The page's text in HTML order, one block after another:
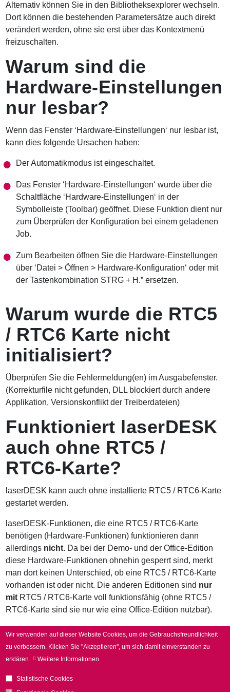
Alternativ können Sie in den Bibliotheksexplorer wechseln.
Dort können die bestehenden Parametersätze auch direkt
verändert werden, ohne sie erst über das Kontextmenü
freizuschalten.
Warum sind die
Hardware-Einstellungen
nur lesbar?
Wenn das Fenster ‘Hardware-Einstellungen‘ nur lesbar ist,
kann dies folgende Ursachen haben:
Der Automatikmodus ist eingeschaltet.
Das Fenster ‘Hardware-Einstellungen‘ wurde über die
Schaltfläche ‘Hardware-Einstellungen‘ in der
Symbolleiste (Toolbar) geöffnet. Diese Funktion dient nur
zum Überprüfen der Konfiguration bei einem geladenen
Job.
Zum Bearbeiten öffnen Sie die Hardware-Einstellungen
über ‘Datei > Öffnen > Hardware-Konfiguration‘ oder mit
der Tastenkombination STRG + H.” ersetzen.
Warum wurde die RTC5
/ RTC6 Karte nicht
initialisiert?
Überprüfen Sie die Fehlermeldung(en) im Ausgabefenster.
(Korrekturfile nicht gefunden, DLL blockiert durch andere
Applikation, Versionskonflikt der Treiberdateien)
Funktioniert laserDESK
auch ohne RTC5 /
RTC6-Karte?
laserDESK kann auch ohne installierte RTC5 / RTC6-Karte
gestartet werden.
laserDESK-Funktionen, die eine RTC5 / RTC6-Karte
benötigen (Hardware-Funktionen) funktionieren dann
allerdings nicht. Da bei der Demo- und der Office-Edition
diese Hardware-Funktionen ohnehin gesperrt sind, merkt
man dort keinen Unterschied, ob eine RTC5 / RTC6-Karte
vorhanden ist oder nicht. Die anderen Editionen sind nur
mit RTC5 / RTC6-Karte voll funktionsfähig (ohne RTC5 /
RTC6-Karte sind sie nur wie eine Office-Edition nutzbar).
Warum lässt sich ein
Objekt nicht füllen?
Wenn sich ein Objekt nicht füllen lässt, so kann dies
folgende Ursachen haben:
Wir verwenden auf dieser Website Cookies, um die Gebrauchsfreundlichkeit
zu verbessern. Klicken Sie "Akzeptieren", um sich damit einverstanden zu
erklären.
Weitere Informationen
Statistische Cookies